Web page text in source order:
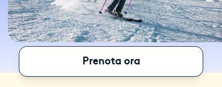
Prenota ora